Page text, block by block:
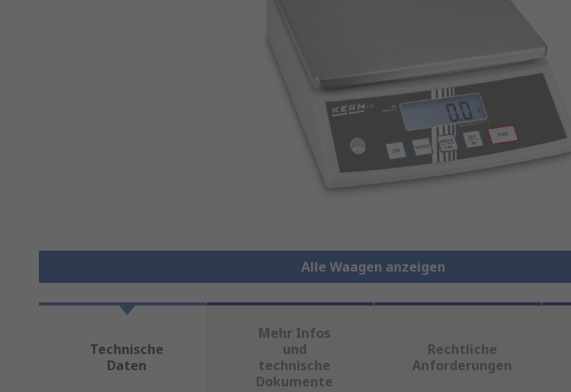
Alle Waagen anzeigen
Technische
Daten
Mehr Infos
und
technische
Dokumente
Rechtliche
Anforderungen